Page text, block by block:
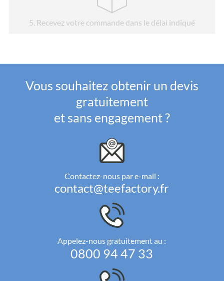
5 . Recevez votre commande dans le délai indiqué
Vous souhaitez obtenir un devis
gratuitement
et sans engagement ?
Contactez-nous par e-mail :
contact@teefactory.fr
Appelez-nous gratuitement au :
0800 94 47 33